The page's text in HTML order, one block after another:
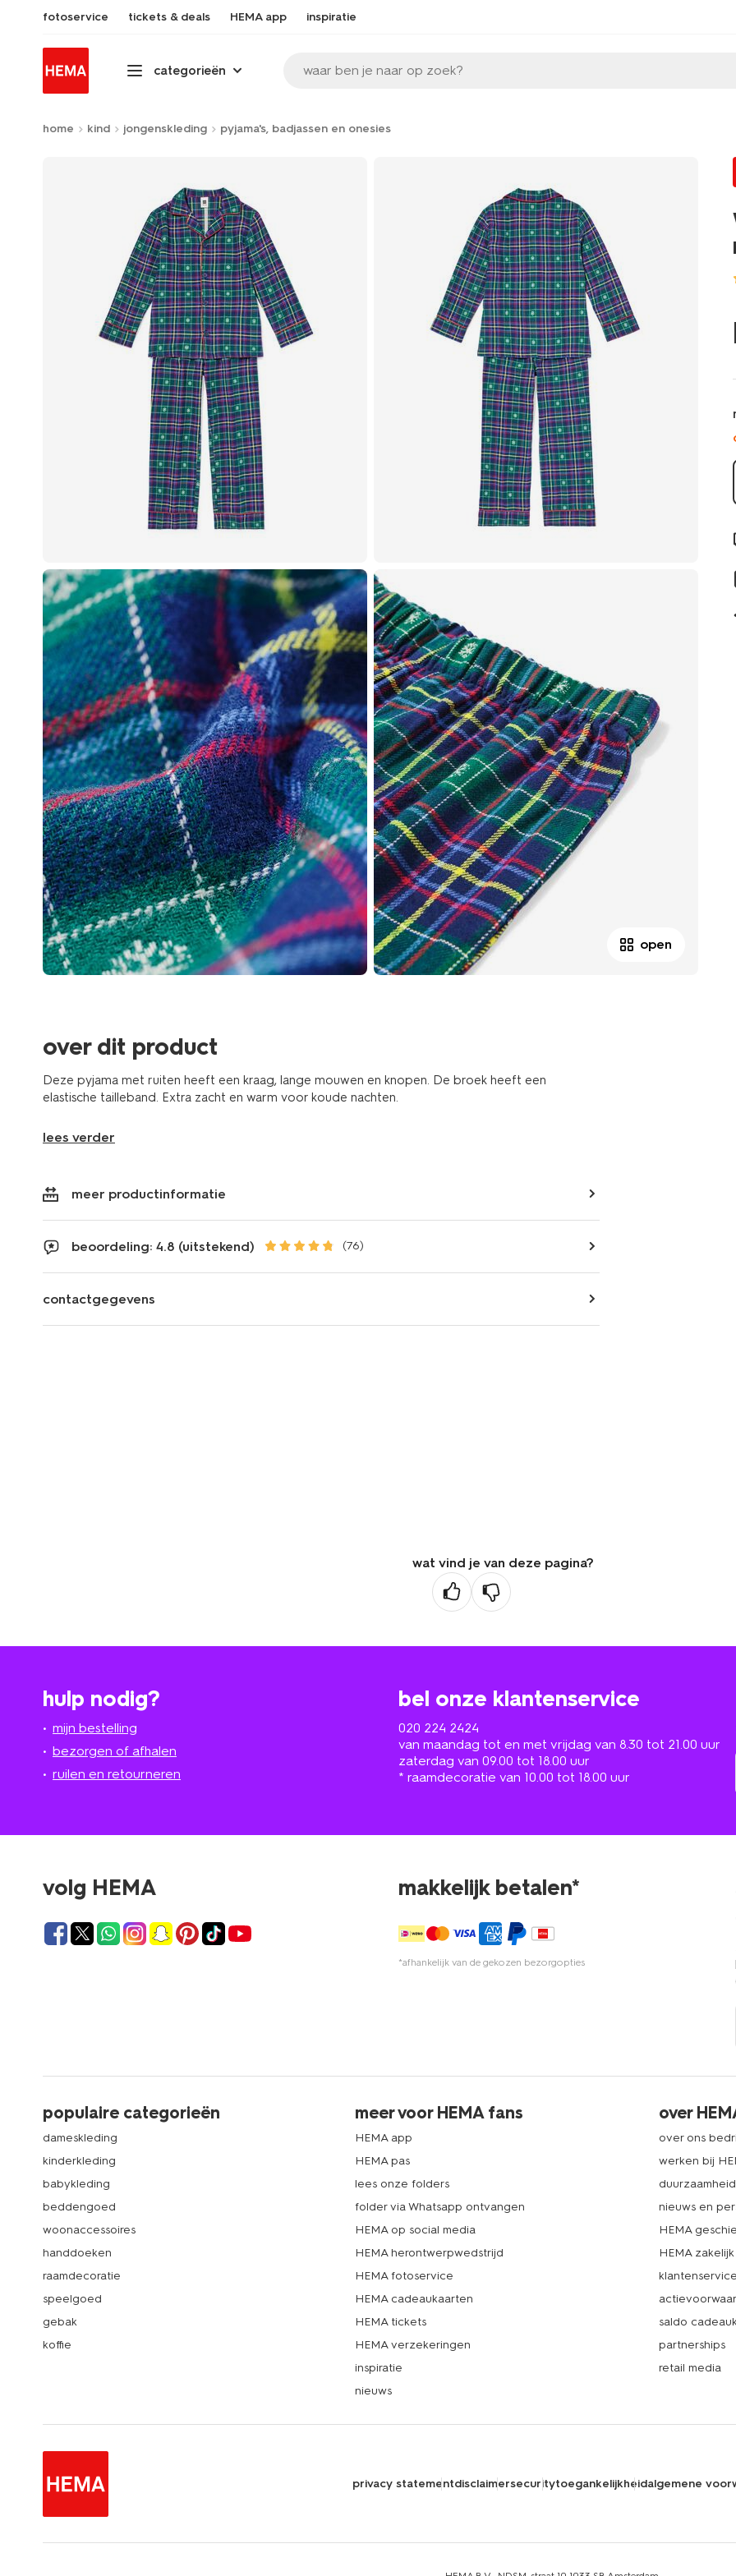
fotoservice tickets & deals HEMA app inspiratie
categorieën waar ben je naar op zoek?
home kind jongenskleding pyjama's, badjassen en onesies
open
over dit product
Deze pyjama met ruiten heeft een kraag, lange mouwen en knopen. De broek heeft een
elastische tailleband. Extra zacht en warm voor koude nachten.
lees verder
meer productinformatie
beoordeling: 4.8 (uitstekend) (76)
contactgegevens
wat vind je van deze pagina?
hulp nodig?
mijn bestelling
bezorgen of afhalen
ruilen en retourneren
bel onze klantenservice
020 224 2424
van maandag tot en met vrijdag van 8.30 tot 21.00 uur
zaterdag van 09.00 tot 18.00 uur
* raamdecoratie van 10.00 tot 18.00 uur
volg HEMA makkelijk betalen*
*afhankelijk van de gekozen bezorgopties
populaire categorieën
dameskleding
kinderkleding
babykleding
beddengoed
woonaccessoires
handdoeken
raamdecoratie
speelgoed
gebak
koffie
meer voor HEMA fans
HEMA app
HEMA pas
lees onze folders
folder via Whatsapp ontvangen
HEMA op social media
HEMA herontwerpwedstrijd
HEMA fotoservice
HEMA cadeaukaarten
HEMA tickets
HEMA verzekeringen
inspiratie
nieuws
over
over ons
werken bij
duurzaamheid
nieuws en
HEMA
HEMA zakelijk
klantenservice
saldo
partnerships
retail media
privacy statementdisclaimersecuritytoegankelijkheidalgemene